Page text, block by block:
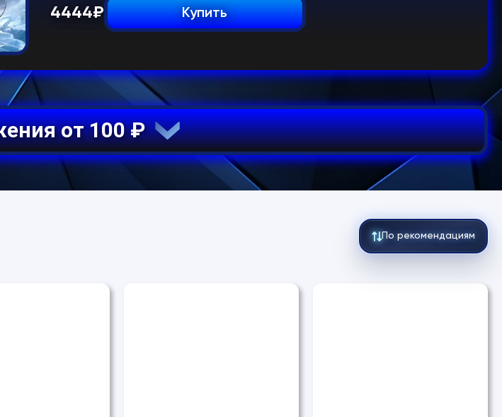
4444₽ Купить
Все предложения от 100 ₽
По рекомендациям